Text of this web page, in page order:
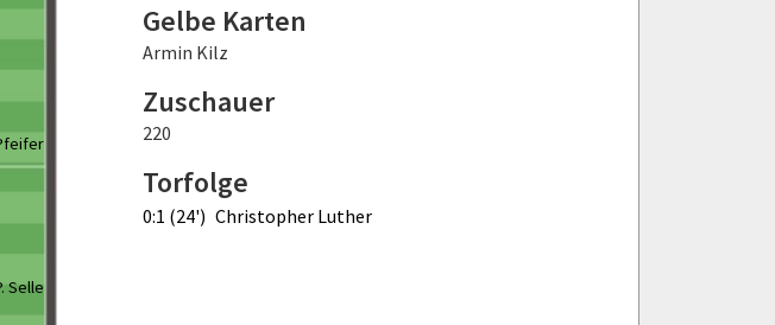
Selle
Gelbe Karten
Armin Kilz
Zuschauer
220
Torfolge
0:1 (24') Christopher Luther